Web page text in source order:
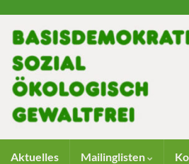
Aktuelles Mailinglisten